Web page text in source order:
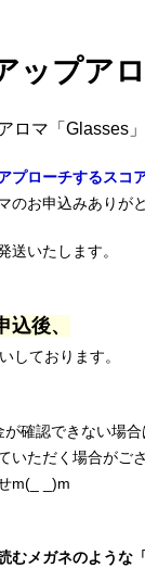
ップア
ロマ「Glasses
プローチするスコ
のお申込みありが
送いたします。
込後、
しております。
確認できない場合
いただく場合がご
m(_ _)m
むメガネのような